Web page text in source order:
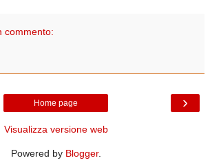
commento:
›
Home page
Visualizza versione web
Powered by Blogger.